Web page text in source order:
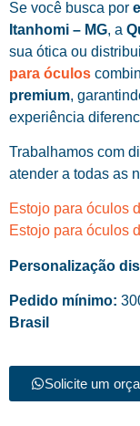
Se você busca por
Itanhomi – MG, a
sua ótica ou
para óculos
premium,
experiência
Trabalhamos com
atender a todas as
Estojo para óculos
Estojo para óculos
Personalização
Pedido mínimo:
Brasil
Solicite um